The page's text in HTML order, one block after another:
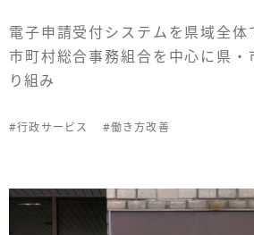
電子申請受付システムを県域全
市町村総合事務組合を中心に県
り組み
#行政サービス #働き方改善